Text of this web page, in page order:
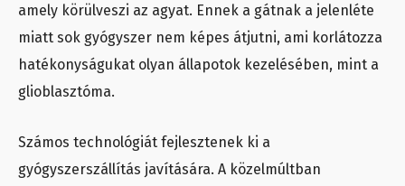
amely körülveszi az agyat. Ennek a gátnak a jelenléte
miatt sok gyógyszer nem képes átjutni, ami korlátozza
hatékonyságukat olyan állapotok kezelésében, mint a
glioblasztóma.
Számos technológiát fejlesztenek ki a
gyógyszerszállítás javítására. A közelmúltban